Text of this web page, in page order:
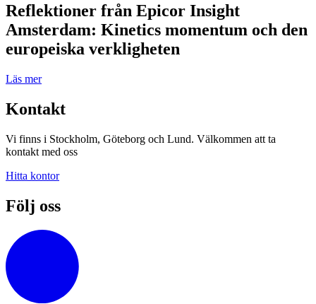
Reflektioner från Epicor Insight
Amsterdam: Kinetics momentum och den
europeiska verkligheten
Läs mer
Kontakt
Vi finns i Stockholm, Göteborg och Lund. Välkommen att ta
kontakt med oss
Hitta kontor
Följ oss